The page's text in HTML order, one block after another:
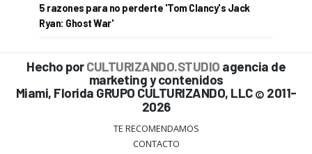
5 razones para no perderte 'Tom Clancy's Jack
Ryan: Ghost War'
Hecho porCULTURIZANDO.STUDIO agencia de
marketing y contenidos
Miami, Florida GRUPO CULTURIZANDO, LLC © 2011-
2026
TE RECOMENDAMOS
CONTACTO